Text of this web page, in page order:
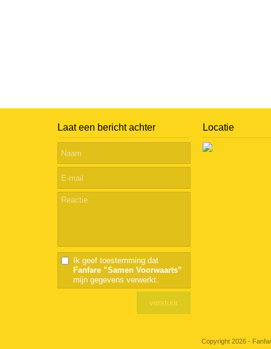
Laat een bericht achter
Ik geef toestemming dat
Fanfare ”Samen Voorwaarts”
mijn gegevens verwerkt.
Locatie
Copyright 2026 -